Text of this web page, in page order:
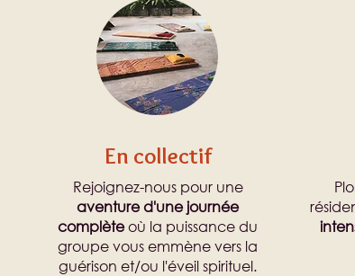
En collectif
Rejoignez-nous pour une
aventure d'une journée
complèteoù la puissance du
groupe vous emmène vers la
guérison et/ou l'éveil spirituel.